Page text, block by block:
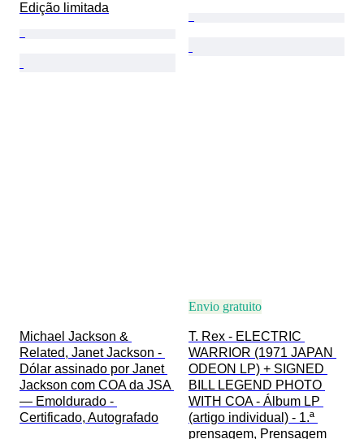
Edição limitada
Michael Jackson &
Related, Janet Jackson -
Dólar assinado por Janet
Jackson com COA da JSA
— Emoldurado -
Certificado, Autografado
Envio gratuito
T. Rex - ELECTRIC
WARRIOR (1971 JAPAN
ODEON LP) + SIGNED
BILL LEGEND PHOTO
WITH COA - Álbum LP
(artigo individual) - 1.ª
prensagem, Prensagem